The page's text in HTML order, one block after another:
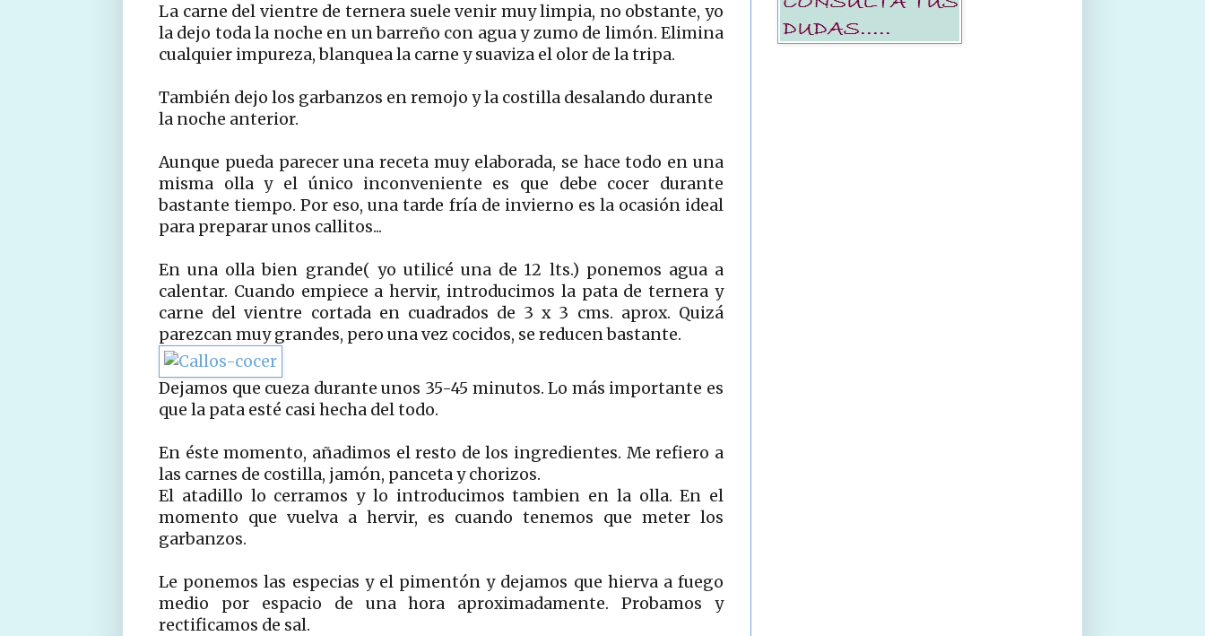
La carne del vientre de ternera suele venir muy limpia, no obstante, yo
la dejo toda la noche en un barreño con agua y zumo de limón. Elimina
cualquier impureza, blanquea la carne y suaviza el olor de la tripa.
También dejo los garbanzos en remojo y la costilla desalando durante
la noche anterior.
Aunque pueda parecer una receta muy elaborada, se hace todo en una
misma olla y el único inconveniente es que debe cocer durante
bastante tiempo. Por eso, una tarde fría de invierno es la ocasión ideal
para preparar unos callitos...
En una olla bien grande( yo utilicé una de 12 lts.) ponemos agua a
calentar. Cuando empiece a hervir, introducimos la pata de ternera y
carne del vientre cortada en cuadrados de 3 x 3 cms. aprox. Quizá
parezcan muy grandes, pero una vez cocidos, se reducen bastante.
Dejamos que cueza durante unos 35-45 minutos. Lo más importante es
que la pata esté casi hecha del todo.
En éste momento, añadimos el resto de los ingredientes. Me refiero a
las carnes de costilla, jamón, panceta y chorizos.
El atadillo lo cerramos y lo introducimos tambien en la olla. En el
momento que vuelva a hervir, es cuando tenemos que meter los
garbanzos.
Le ponemos las especias y el pimentón y dejamos que hierva a fuego
medio por espacio de una hora aproximadamente. Probamos y
rectificamos de sal.